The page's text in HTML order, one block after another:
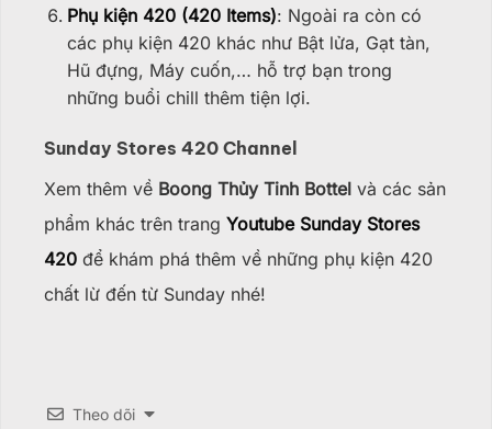
Phụ kiện 420 (420 Items): Ngoài ra còn có
các phụ kiện 420 khác như Bật lửa, Gạt tàn,
Hũ đựng, Máy cuốn,… hỗ trợ bạn trong
những buổi chill thêm tiện lợi.
Sunday Stores 420 Channel
Xem thêm về Boong Thủy Tinh Bottel và các sản
phẩm khác trên trang Youtube Sunday Stores
420 để khám phá thêm về những phụ kiện 420
chất lừ đến từ Sunday nhé!
Theo dõi